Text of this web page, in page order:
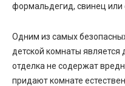
формальдегид, свинец или
Одним из самых
детской комнаты
отделка не содержат
придают комнате